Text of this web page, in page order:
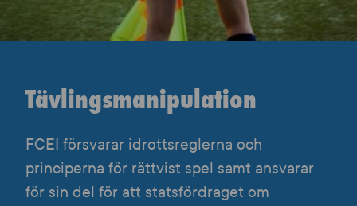
Tävlingsmanipulation
FCEI försvarar idrottsreglerna och
principerna för rättvist spel samt ansvarar
för sin del för att statsfördraget om